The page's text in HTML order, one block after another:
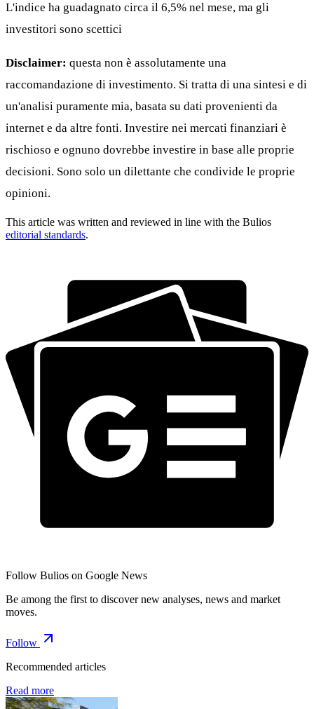
L'indice ha guadagnato circa il 6,5% nel mese, ma gli
investitori sono scettici
Disclaimer: questa non è assolutamente una
raccomandazione di investimento. Si tratta di una sintesi e di
un'analisi puramente mia, basata su dati provenienti da
internet e da altre fonti. Investire nei mercati finanziari è
rischioso e ognuno dovrebbe investire in base alle proprie
decisioni. Sono solo un dilettante che condivide le proprie
opinioni.
This article was written and reviewed in line with the Bulios
editorial standards.
Follow Bulios on Google News
Be among the first to discover new analyses, news and market
moves.
Follow
Recommended articles
Read more